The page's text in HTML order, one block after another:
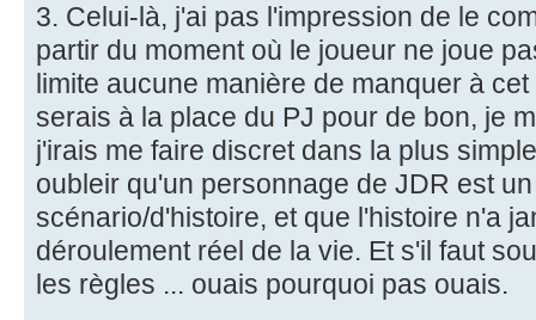
3. Celui-là, j'ai pas l'impression de le
partir du moment où le joueur ne joue
limite aucune manière de manquer à
serais à la place du PJ pour de bon, je
j'irais me faire discret dans la plus
oubleir qu'un personnage de JDR est
scénario/d'histoire, et que l'histoire n'a
déroulement réel de la vie. Et s'il faut
les règles ... ouais pourquoi pas ouais.